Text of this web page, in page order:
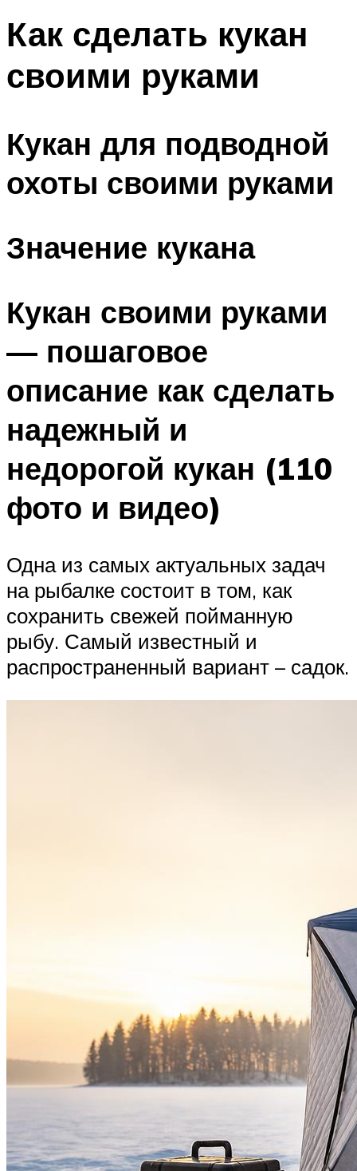
Как сделать кукан
своими руками
Кукан для подводной
охоты своими руками
Значение кукана
Кукан своими руками
— пошаговое
описание как сделать
надежный и
недорогой кукан (110
фото и видео)
Одна из самых актуальных задач
на рыбалке состоит в том, как
сохранить свежей пойманную
рыбу. Самый известный и
распространенный вариант – садок.